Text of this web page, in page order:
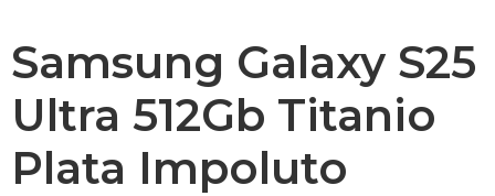
Samsung Galaxy S25
Ultra 512Gb Titanio
Plata Impoluto